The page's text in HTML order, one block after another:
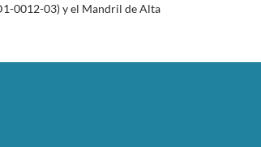
0012-03) y el Mandril de Alta